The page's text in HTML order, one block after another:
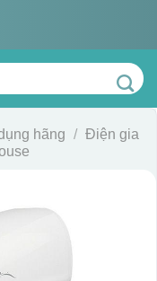
hãng / Điện gia